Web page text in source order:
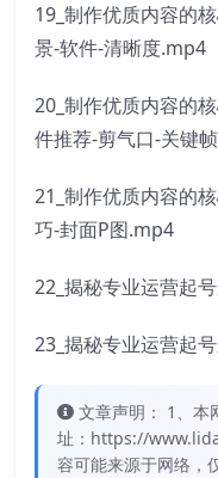
19_制作优质内容的
景-软件-清晰度.mp4
20_制作优质内容的
件推荐-剪气口-关键
21_制作优质内容的
巧-封面P图.mp4
22_揭秘专业运营起
23_揭秘专业运营起
文章声明： 1、本
址：https://
容可能来源于网络，